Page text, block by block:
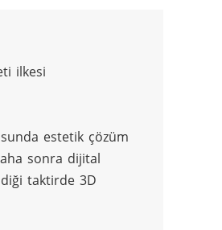
ilkesi
estetik çözüm
sonra dijital
taktirde 3D